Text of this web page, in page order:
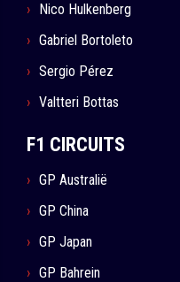
Nico Hulkenberg
Gabriel Bortoleto
Sergio Pérez
Valtteri Bottas
F1 CIRCUITS
GP Australië
GP China
GP Japan
GP Bahrein